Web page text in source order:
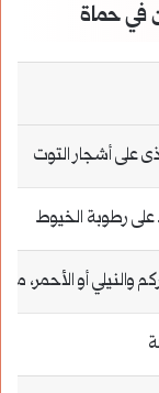
في حماة
على أشجار التوت
والنيلي أو الأحمر،